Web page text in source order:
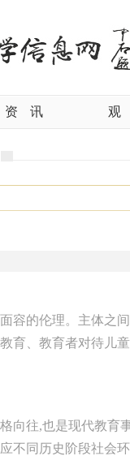
资 讯 观
容的伦理。主体之
育、教育者对待儿
向往,也是现代教
不同历史阶段社会